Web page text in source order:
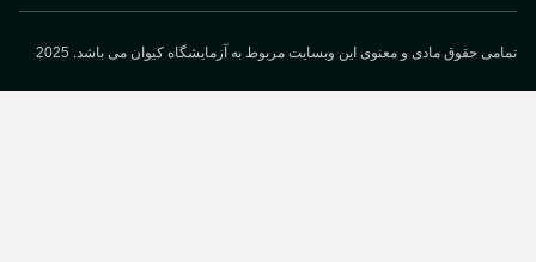
حقوق مادی و معنوی این وبسایت مربوط به آزمایشگاه کیوان می باشد. 2025